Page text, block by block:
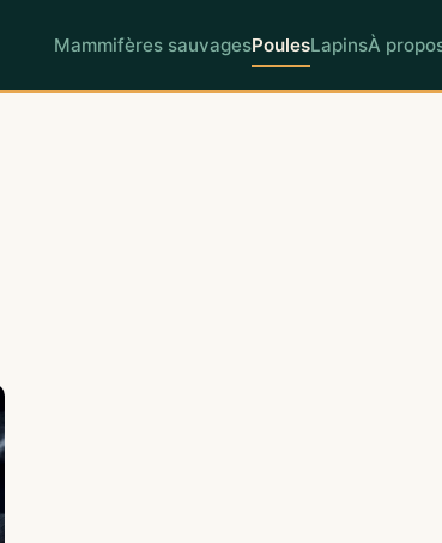
Mammifères sauvagesPoulesLapinsÀ